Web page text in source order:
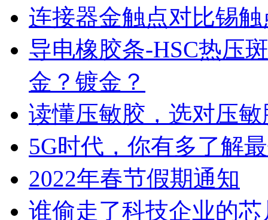
连接器金触点对比锡
导电橡胶条-HSC热压
金？镀金？
读懂压敏胶，选对压敏
5G时代，你有多了解
2022年春节假期通知
谁偷走了科技企业的芯